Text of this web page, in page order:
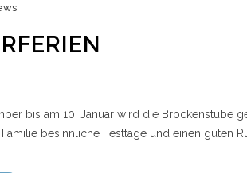
bis am 10. Januar wird die Brockenstube
Familie besinnliche Festtage und einen guten